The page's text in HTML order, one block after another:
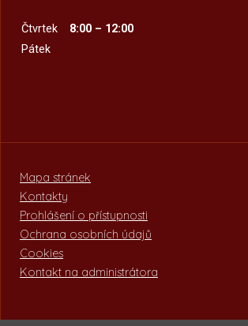
Čtvrtek
8:00 – 12:00
Pátek
Mapa stránek
Kontakty
Prohlášení o přístupnosti
Ochrana osobních údajů
Cookies
Kontakt na administrátora